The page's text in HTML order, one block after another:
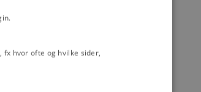
hvor ofte og hvilke sider,